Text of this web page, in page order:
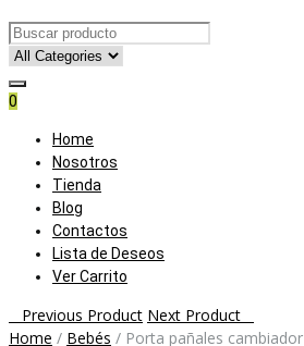
0
Skip
content
Home
Nosotros
Tienda
Blog
Contactos
Lista de Deseos
Ver Carrito
Post
Previous Product Next Product
Home / Bebés / Porta pañales